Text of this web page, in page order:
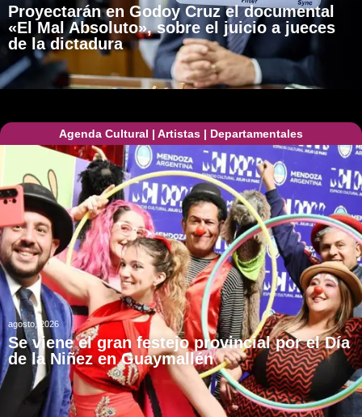
Proyectarán en Godoy Cruz el documental
«El Mal Absoluto», sobre el juicio a jueces
de la dictadura
Agenda Cultural | Artistas | Departamentales
agosto, 2026
Se viene el gran festejo provincial por el Día
de la Niñez en Guaymallén